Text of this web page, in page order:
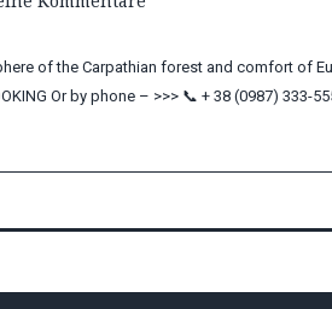
of the Carpathian forest and comfort of
Or by phone – >>> 📞 + 38 (0987) 333-